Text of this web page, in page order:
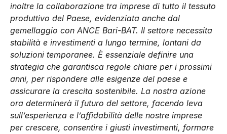
inoltre la collaborazione tra imprese di tutto il tessuto
produttivo del Paese, evidenziata anche dal
gemellaggio con ANCE Bari-BAT. Il settore necessita
stabilità e investimenti a lungo termine, lontani da
soluzioni temporanee. È essenziale definire una
strategia che garantisca regole chiare per i prossimi
anni, per rispondere alle esigenze del paese e
assicurare la crescita sostenibile. La nostra azione
ora determinerà il futuro del settore, facendo leva
sull’esperienza e l’affidabilità delle nostre imprese
per crescere, consentire i giusti investimenti, formare